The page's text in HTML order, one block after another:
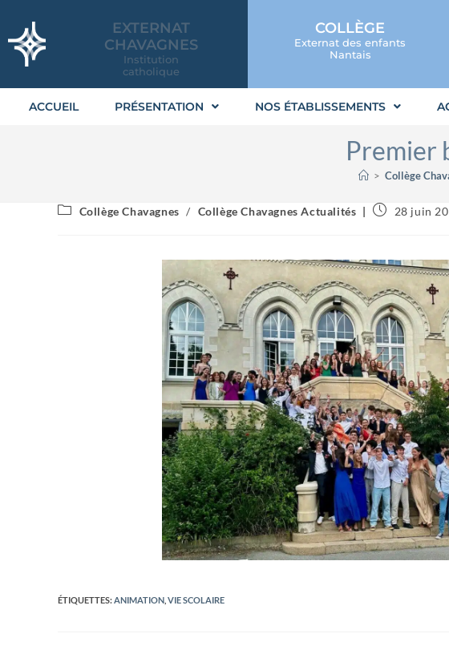
EXTERNAT
CHAVAGNES
Institution
catholique
COLLÈGE
Externat des enfants
Nantais
ACCUEIL PRÉSENTATION NOS ÉTABLISSEMENTS
Premier
> Collège
Collège Chavagnes / Collège Chavagnes Actualités 28 juin
ÉTIQUETTES:ANIMATION VIE SCOLAIRE